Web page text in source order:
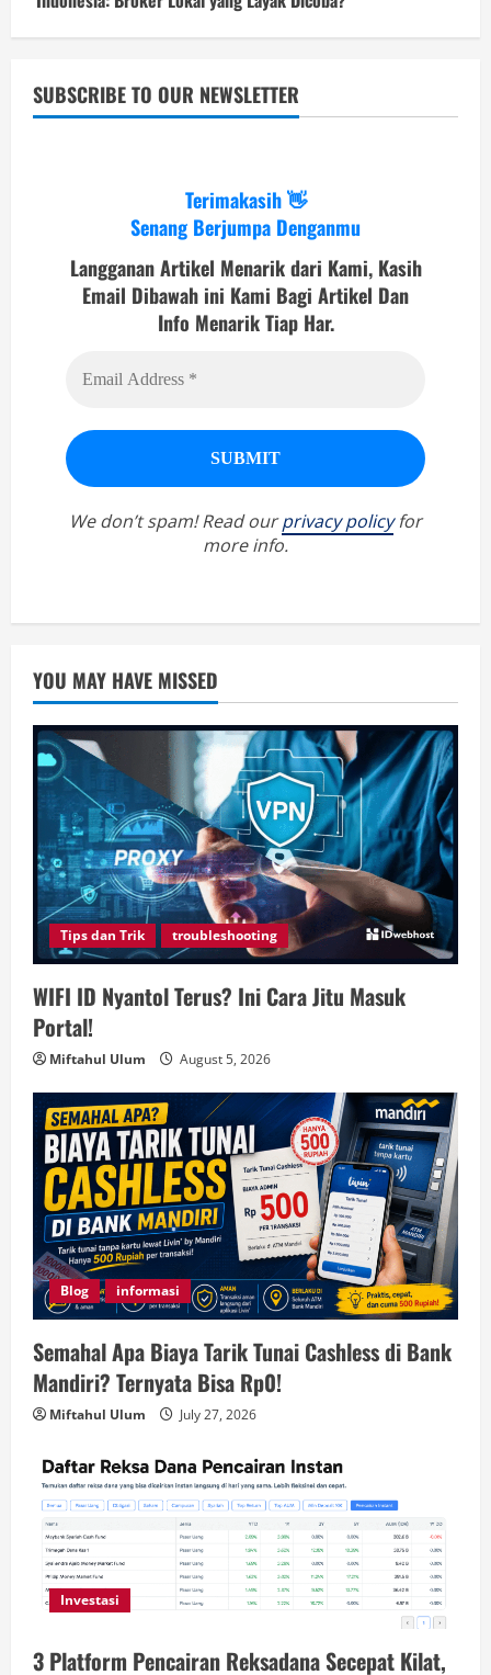
SUBSCRIBE TO OUR NEWSLETTER
Terimakasih 👋
Senang Berjumpa Denganmu
Langganan Artikel Menarik dari Kami, Kasih
Email Dibawah ini Kami Bagi Artikel Dan
Info Menarik Tiap Har.
We don’t spam! Read ourprivacy policyfor
more info.
YOU MAY HAVE MISSED
Tips dan Trik troubleshooting
WIFI ID Nyantol Terus? Ini Cara Jitu Masuk
Portal!
Miftahul Ulum August 5, 2026
Blog informasi
Semahal Apa Biaya Tarik Tunai Cashless di Bank
Mandiri? Ternyata Bisa Rp0!
Miftahul Ulum July 27, 2026
Investasi
3 Platform Pencairan Reksadana Secepat Kilat,